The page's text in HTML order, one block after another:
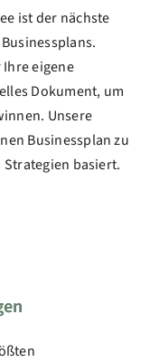
ist der nächste
eigene
Dokument, um
Unsere
Businessplan zu
basiert.